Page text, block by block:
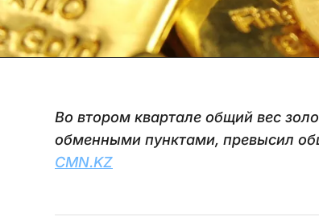
Во втором квартале общий вес
обменными пунктами, превысил
CMN.KZ